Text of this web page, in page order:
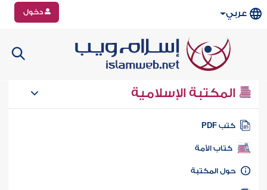
عربي دخول
المكتبة الإسلامية
كتب PDF
كتاب الأمة